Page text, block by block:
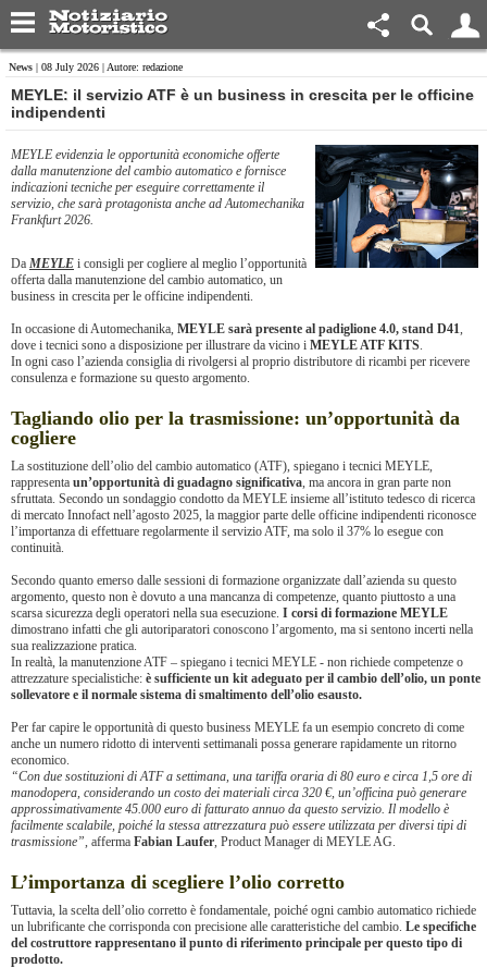
News | 08 July 2026 | Autore: redazione
MEYLE: il servizio ATF è un business in crescita per le officine
indipendenti
MEYLE evidenzia le opportunità economiche offerte
dalla manutenzione del cambio automatico e fornisce
indicazioni tecniche per eseguire correttamente il
servizio, che sarà protagonista anche ad Automechanika
Frankfurt 2026.
Da MEYLE i consigli per cogliere al meglio l’opportunità
offerta dalla manutenzione del cambio automatico, un
business in crescita per le officine indipendenti.
In occasione di Automechanika, MEYLE sarà presente al padiglione 4.0, stand D41,
dove i tecnici sono a disposizione per illustrare da vicino i MEYLE ATF KITS.
In ogni caso l’azienda consiglia di rivolgersi al proprio distributore di ricambi per ricevere
consulenza e formazione su questo argomento.
Tagliando olio per la trasmissione: un’opportunità da
cogliere
La sostituzione dell’olio del cambio automatico (ATF), spiegano i tecnici MEYLE,
rappresenta un’opportunità di guadagno significativa, ma ancora in gran parte non
sfruttata. Secondo un sondaggio condotto da MEYLE insieme all’istituto tedesco di ricerca
di mercato Innofact nell’agosto 2025, la maggior parte delle officine indipendenti riconosce
l’importanza di effettuare regolarmente il servizio ATF, ma solo il 37% lo esegue con
continuità.
Secondo quanto emerso dalle sessioni di formazione organizzate dall’azienda su questo
argomento, questo non è dovuto a una mancanza di competenze, quanto piuttosto a una
scarsa sicurezza degli operatori nella sua esecuzione. I corsi di formazione MEYLE
dimostrano infatti che gli autoriparatori conoscono l’argomento, ma si sentono incerti nella
sua realizzazione pratica.
In realtà, la manutenzione ATF – spiegano i tecnici MEYLE - non richiede competenze o
attrezzature specialistiche: è sufficiente un kit adeguato per il cambio dell’olio, un ponte
sollevatore e il normale sistema di smaltimento dell’olio esausto.
Per far capire le opportunità di questo business MEYLE fa un esempio concreto di come
anche un numero ridotto di interventi settimanali possa generare rapidamente un ritorno
economico.
“Con due sostituzioni di ATF a settimana, una tariffa oraria di 80 euro e circa 1,5 ore di
manodopera, considerando un costo dei materiali circa 320 €, un’officina può generare
approssimativamente 45.000 euro di fatturato annuo da questo servizio. Il modello è
facilmente scalabile, poiché la stessa attrezzatura può essere utilizzata per diversi tipi di
trasmissione”, afferma Fabian Laufer, Product Manager di MEYLE AG.
L’importanza di scegliere l’olio corretto
Tuttavia, la scelta dell’olio corretto è fondamentale, poiché ogni cambio automatico richiede
un lubrificante che corrisponda con precisione alle caratteristiche del cambio. Le specifiche
del costruttore rappresentano il punto di riferimento principale per questo tipo di
prodotto.